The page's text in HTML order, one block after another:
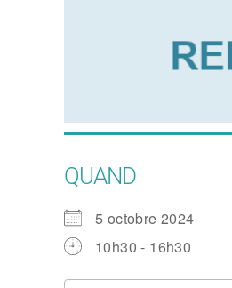
QUAND
5 octobre 2024
10h30 - 16h30